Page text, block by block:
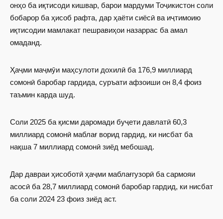
онҳо ба иқтисоди кишвар, барои мардуми Тоҷикистон соли
бобарор ба ҳисоб рафта, дар ҳаёти сиёсӣ ва иҷтимоию
иқтисодии мамлакат пешравиҳои назаррас ба амал
омаданд.
Ҳаҷми маҷмӯи маҳсулоти дохилӣ ба 176,9 миллиард
сомонӣ баробар гардида, суръати афзоиши он 8,4 фоиз
таъмин карда шуд.
Соли 2025 ба қисми даромади буҷети давлатӣ 60,3
миллиард сомонӣ маблағ ворид гардид, ки нисбат ба
нақша 7 миллиард сомонӣ зиёд мебошад.
Дар давраи ҳисоботӣ ҳаҷми маблағгузорӣ ба сармояи
асосӣ ба 28,7 миллиард сомонӣ баробар гардид, ки нисбат
ба соли 2024 23 фоиз зиёд аст.